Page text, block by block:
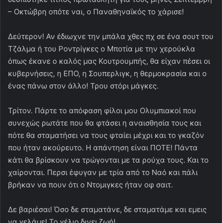
– Οκτώβρη οπότε ναι, ο Παναθηναϊκός το χάρισε!
Δεύτερον! Αν έδιωχνε την μπάλα χθες πχ σε ένα σουτ του
Τζάλμα ή του Ροντρίγκες ο Μποτία με την χερούκλα
όπως έκανε ο καλός μας Κουτρουμπής, θα είχαν πέσει οι
κυβερνήσεις, η ΕΠΟ, η Σουπερλιγκ, η θερμοκρασία και ο
ένας πάνω στον άλλο! Τρου στόρι μάγκες.
Τρίτον. Πάρτε το απόφαση φίλοι μου Ολυμπιακοί που
συνεχώς ρωτάτε που θα φτάσει η αναισθησία τους και
πότε θα σταματήσει να τους φταίει μέχρι και το γκαζόν
που ήταν ακούρευτο. Η απάντηση είναι ΠΟΤΕ! Πάντα
κάτι θα βρίσκουν να τρώγονται με τα ρούχα τους. Και το
χαίρονται. Περσι έφυγαν με τρία από το Ναό και πάλι
βρήκαν να πουν ότι ο Ντομιγκες ήταν οφ σαιτ.
Δε βαριέσαι! Όσο δε σταματάνε, δε σταματάμε και εμεις